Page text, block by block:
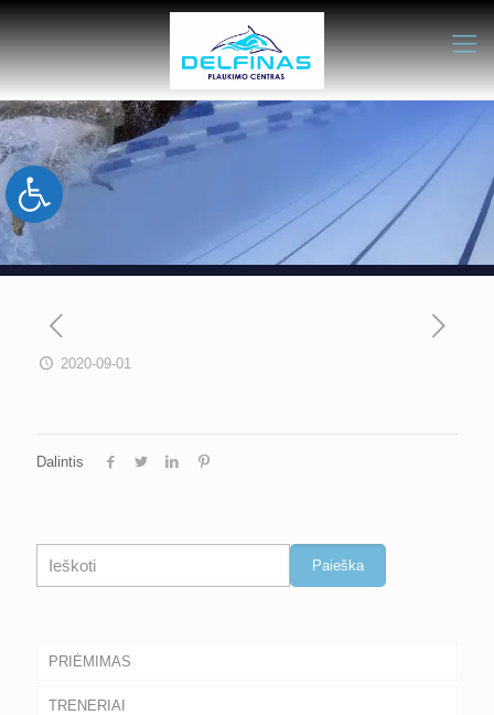
Open toolbar
2020-09-01
Dalintis
Paieška Paieška
PRIĖMIMAS
TRENERIAI